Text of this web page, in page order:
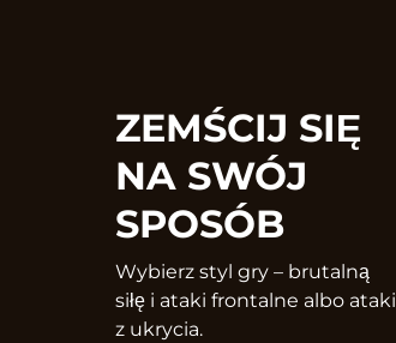
ZEMŚCIJ SIĘ
NA SWÓJ
SPOSÓB
Wybierz styl gry – brutalną
siłę i ataki frontalne albo ataki
z ukrycia.